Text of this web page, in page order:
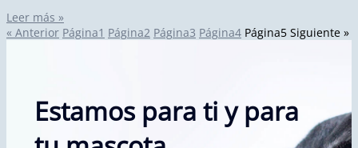
Leer más »
« Anterior Página1 Página2 Página3 Página4 Página5 Siguiente »
Estamos para ti y para